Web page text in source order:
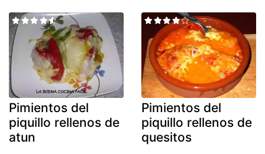
Pimientos del
piquillo rellenos de
atun
Pimientos del
piquillo rellenos de
quesitos